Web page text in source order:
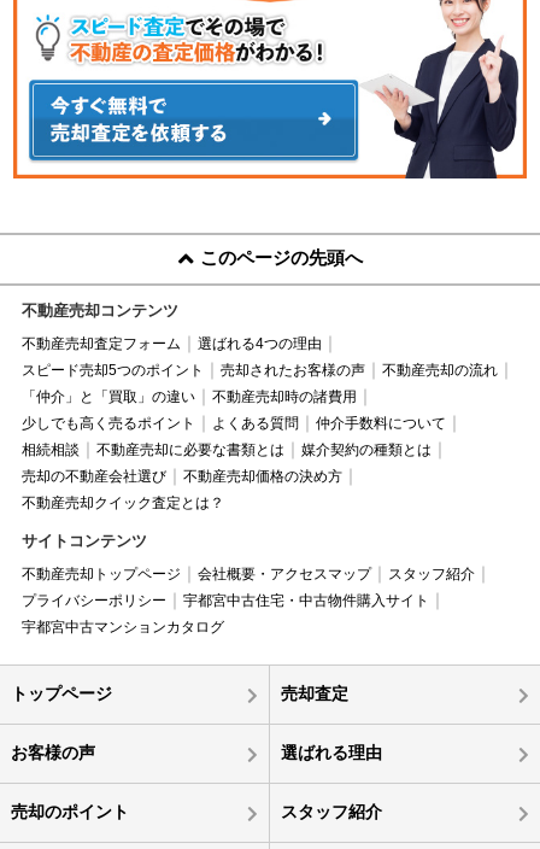
このページの先頭へ
不動産売却コンテンツ
不動産売却査定フォーム
選ばれる4つの理由
スピード売却5つのポイント
売却されたお客様の声
不動産売却の流れ
「仲介」と「買取」の違い
不動産売却時の諸費用
少しでも高く売るポイント
よくある質問
仲介手数料について
相続相談
不動産売却に必要な書類とは
媒介契約の種類とは
売却の不動産会社選び
不動産売却価格の決め方
不動産売却クイック査定とは？
サイトコンテンツ
不動産売却トップページ 会社概要・アクセスマップ
スタッフ紹介
プライバシーポリシー
宇都宮中古住宅・中古物件購入サイト
宇都宮中古マンションカタログ
トップページ 売却査定
お客様の声 選ばれる理由
売却のポイント スタッフ紹介